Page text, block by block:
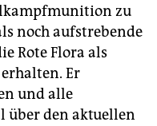
zu
noch aufstrebende
Rote Flora als
Er
und alle
über den aktuellen